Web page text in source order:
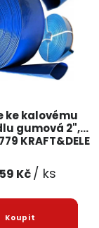
nářadí
Kontakt
lhůtě 14 dní
ke kalovému
gumová 2",
KRAFT&DELE
Kč/ ks